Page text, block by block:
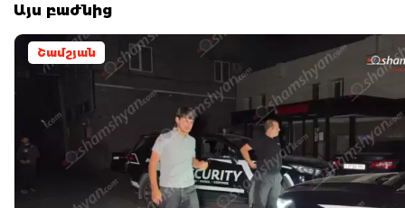
Այս բաժնից
Շամշյան